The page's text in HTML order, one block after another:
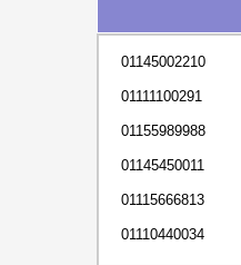
01145002210
01111100291
01155989988
01145450011
01115666813
01110440034